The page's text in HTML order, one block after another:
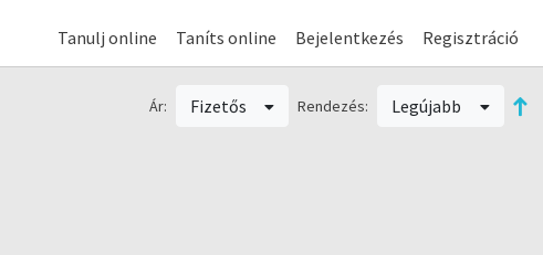
Tanulj online Taníts online Bejelentkezés Regisztráció
Ár: Fizetős Rendezés: Legújabb